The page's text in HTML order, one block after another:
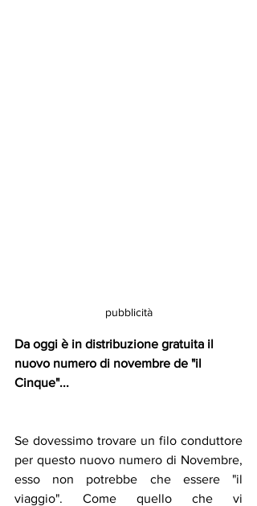
pubblicità
Da oggi è in distribuzione gratuita il
nuovo numero di novembre de "il
Cinque"...
Se dovessimo trovare un filo conduttore
per questo nuovo numero di Novembre,
esso non potrebbe che essere "il
viaggio". Come quello che vi